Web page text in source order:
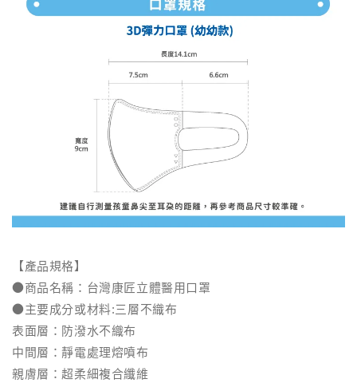
【產品規格】
●商品名稱：台灣康匠立體醫用口罩
●主要成分或材料:三層不織布
表面層：防潑水不織布
中間層：靜電處理熔噴布
親膚層：超柔細複合纖維